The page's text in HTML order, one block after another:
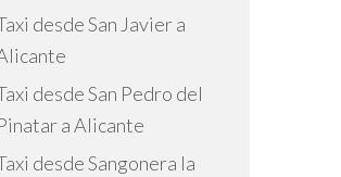
desde San Javier a
desde San Pedro del
a Alicante
desde Sangonera la